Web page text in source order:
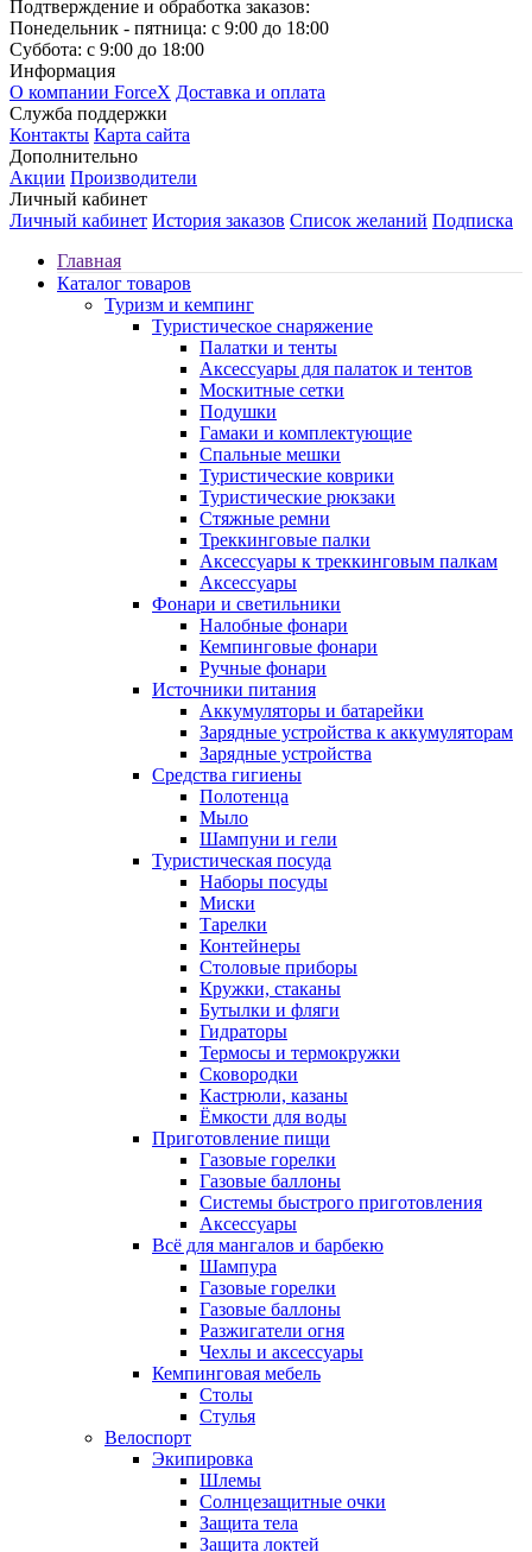
Подтверждение и обработка заказов:
Понедельник - пятница: с 9:00 до 18:00
Суббота: с 9:00 до 18:00
Информация
О компании ForceX Доставка и оплата
Служба поддержки
Контакты Карта сайта
Дополнительно
Акции Производители
Личный кабинет
Личный кабинет История заказов Список желаний Подписка
Главная
Каталог товаров
Туризм и кемпинг
Туристическое снаряжение
Палатки и тенты
Аксессуары для палаток и тентов
Москитные сетки
Подушки
Гамаки и комплектующие
Спальные мешки
Туристические коврики
Туристические рюкзаки
Стяжные ремни
Треккинговые палки
Аксессуары к треккинговым палкам
Аксессуары
Фонари и светильники
Налобные фонари
Кемпинговые фонари
Ручные фонари
Источники питания
Аккумуляторы и батарейки
Зарядные устройства к аккумуляторам
Зарядные устройства
Средства гигиены
Полотенца
Мыло
Шампуни и гели
Туристическая посуда
Наборы посуды
Миски
Тарелки
Контейнеры
Столовые приборы
Кружки, стаканы
Бутылки и фляги
Гидраторы
Термосы и термокружки
Сковородки
Кастрюли, казаны
Ёмкости для воды
Приготовление пищи
Газовые горелки
Газовые баллоны
Системы быстрого приготовления
Аксессуары
Всё для мангалов и барбекю
Шампура
Газовые горелки
Газовые баллоны
Разжигатели огня
Чехлы и аксессуары
Кемпинговая мебель
Столы
Стулья
Велоспорт
Экипировка
Шлемы
Солнцезащитные очки
Защита тела
Защита локтей